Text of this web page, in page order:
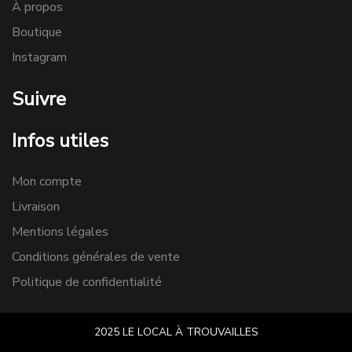
À propos
Boutique
Instagram
Suivre
Infos utiles
Mon compte
Livraison
Mentions légales
Conditions générales de vente
Politique de confidentialité
2025 LE LOCAL À TROUVAILLES